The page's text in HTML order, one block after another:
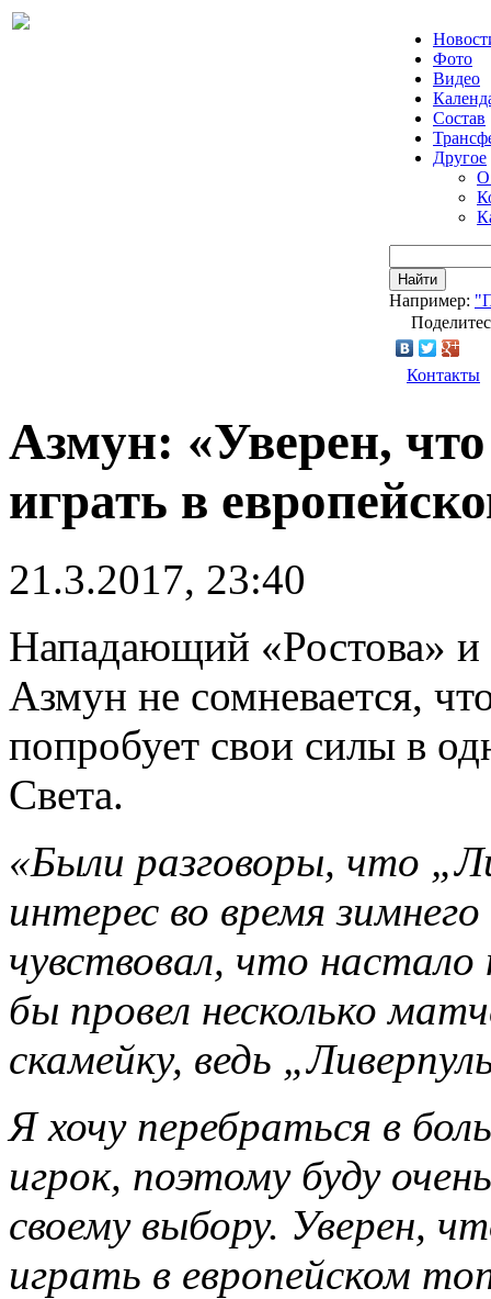
Фото
Видео
Состав
Другое
О
Найти
Например:
Контакты
Азмун: «Уверен,
играть в
21.3.2017, 23:40
Нападающий «Ростова»
Азмун не сомневается,
попробует свои силы в
Света.
«Были разговоры, что
интерес во время
чувствовал, что
бы провел несколько
скамейку, ведь
Я хочу перебраться в
игрок, поэтому буду
своему выбору. Уверен,
играть в европейском